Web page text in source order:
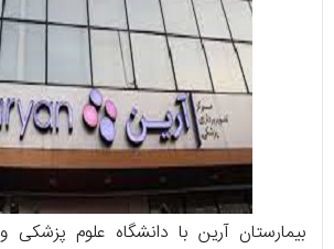
بیمارستان آرین با دانشگاه علوم